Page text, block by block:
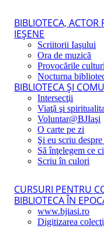
BIBLIOTECA, ACTOR
IEŞENE
Scriitorii Iaşului
Ora de muzică
Provocările
Nocturna
BIBLIOTECA ŞI
Intersecţii
Viaţă şi
Voluntar@BJIaşi
O carte pe zi
Şi eu scriu
Să înţelegem ce
Scriu în culori
CURSURI PENTRU
BIBLIOTECA ÎN
www.bjiasi.ro
Digitizarea